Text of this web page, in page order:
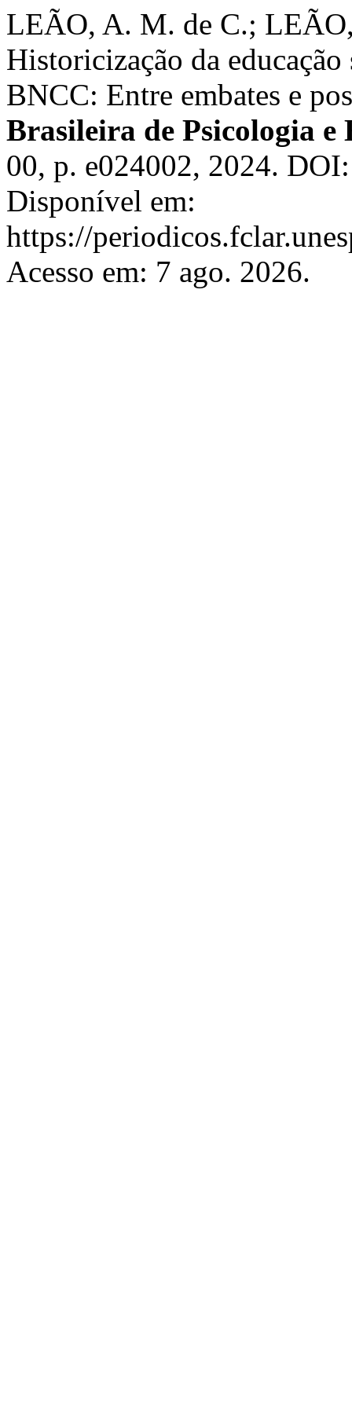
LEÃO, A. M. de C.;
Historicização da
BNCC: Entre embates e
Brasileira de Psicologia e
00, p. e024002, 2024.
Disponível em:
https://
Acesso em: 7 ago. 2026.